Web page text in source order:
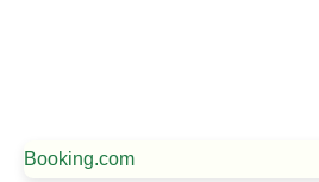
Booking.com